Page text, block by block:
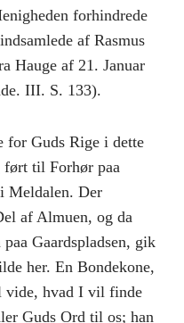
forhindrede
af Rasmus
Hauge af 21. Januar
III. S. 133).
for Guds Rige i dette
ført til Forhør paa
Meldalen. Der
af Almuen, og da
Gaardspladsen, gik
her. En Bondekone,
vide, hvad I vil finde
Guds Ord til os; han